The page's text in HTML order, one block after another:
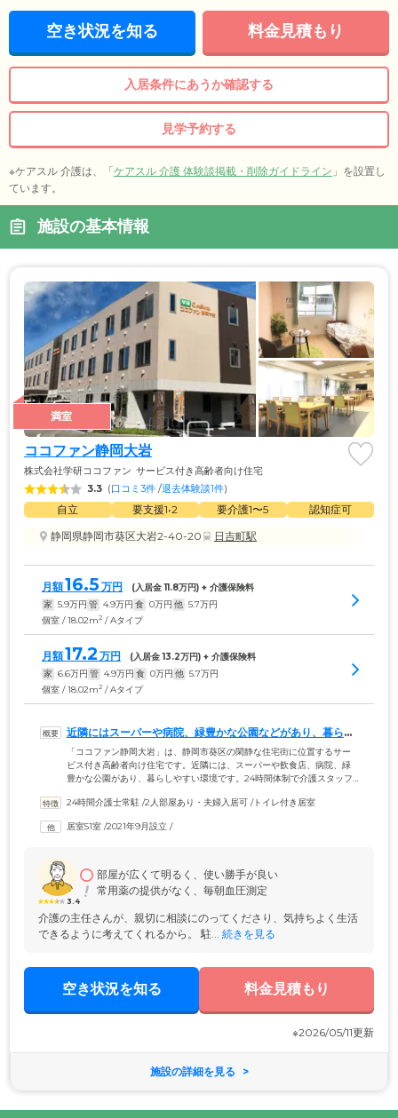
空き状況を知る 料金見積もり
入居条件にあうか確認する
見学予約する
※ケアスル 介護は、「ケアスル 介護 体験談掲載・削除ガイドライン 」を設置し
ています。
施設の基本情報
満室
ココファン静岡大岩
株式会社学研ココファン サービス付き高齢者向け住宅
3.3 (口コミ3件 /退去体験談1件)
自立 要支援1•2 要介護1〜5
認知症可
静岡県静岡市葵区大岩2-40-20
日吉町駅
月額16.5 万円 (入居金 11.8万円) + 介護保険料
家 5.9万円 管 4.9万円 食 0万円 他 5.7万円
個室 / 18.02m2 / Aタイプ
月額17.2 万円 (入居金 13.2万円) + 介護保険料
家 6.6万円 管 4.9万円 食 0万円 他 5.7万円
個室 / 18.02m2 / Aタイプ
近隣にはスーパーや病院、緑豊かな公園などがあり、暮らし
やすい環境です
「ココファン静岡大岩」は、静岡市葵区の閑静な住宅街に位置するサー
ビス付き高齢者向け住宅です。近隣には、スーパーや飲食店、病院、緑
豊かな公園があり、暮らしやすい環境です。24時間体制で介護スタッフ
から、定期的な安否確認や緊急時の対応まで、幅広くサポートを実施し
活支援サービスも必要に応じてご利用いただくことができ、安心して生
住まいです。
24時間介護士常駐 /2人部屋あり・夫婦入居可 /トイレ付き居室
居室51室 /2021年9月設立 /
3.4
部屋が広くて明るく、使い勝手が良い
常用薬の提供がなく、毎朝血圧測定
介護の主任さんが、親切に相談にのってくださり、気持ちよく生活
できるように考えてくれるから。 駐... 続きを見る
空き状況を知る 料金見積もり
※2026/05/11更新
施設の詳細を見る